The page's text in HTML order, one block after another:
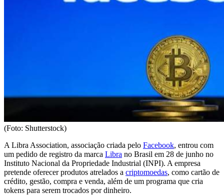
(Foto: Shutterstock)
A Libra Association, associação criada pelo Facebook, entrou com
um pedido de registro da marca Libra no Brasil em 28 de junho no
Instituto Nacional da Propriedade Industrial (INPI). A empresa
pretende oferecer produtos atrelados a criptomoedas, como cartão de
crédito, gestão, compra e venda, além de um programa que cria
tokens para serem trocados por dinheiro.